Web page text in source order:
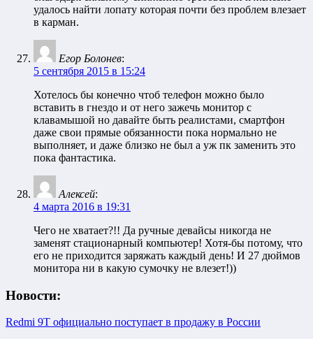
удалось найти лопату которая почти без проблем влезает
в карман.
Егор Болонев:
5 сентября 2015 в 15:24
Хотелось бы конечно чтоб телефон можно было
вставить в гнездо и от него зажечь монитор с
клавамышой но давайте быть реалистами, смартфон
даже свои прямые обязанности пока нормально не
выполняет, и даже близко не был а уж пк заменить это
пока фантастика.
Алексей:
4 марта 2016 в 19:31
Чего не хватает?!! Да ручные девайсы никогда не
заменят стационарный компьютер! Хотя-бы потому, что
его не приходится заряжать каждый день! И 27 дюймов
монитора ни в какую сумочку не влезет!))
Новости:
Redmi 9T официально поступает в продажу в России